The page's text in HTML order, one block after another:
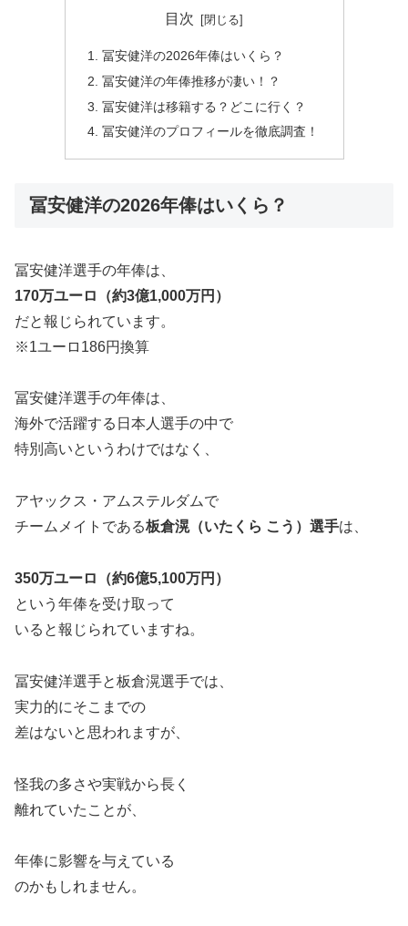
目次
冨安健洋の2026年俸はいくら？
冨安健洋の年俸推移が凄い！？
冨安健洋は移籍する？どこに行く？
冨安健洋のプロフィールを徹底調査！
冨安健洋の2026年俸はいくら？
冨安健洋選手の年俸は、
170万ユーロ（約3億1,000万円）
だと報じられています。
※1ユーロ186円換算
冨安健洋選手の年俸は、
海外で活躍する日本人選手の中で
特別高いというわけではなく、
アヤックス・アムステルダムで
チームメイトである板倉滉（いたくら こう）選手は、
350万ユーロ（約6億5,100万円）
という年俸を受け取って
いると報じられていますね。
冨安健洋選手と板倉滉選手では、
実力的にそこまでの
差はないと思われますが、
怪我の多さや実戦から長く
離れていたことが、
年俸に影響を与えている
のかもしれません。